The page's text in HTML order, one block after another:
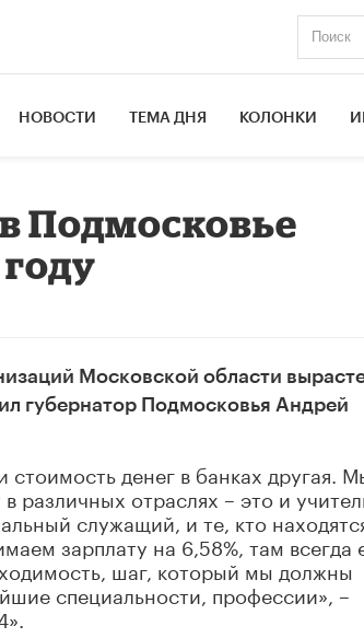
НОВОСТИ ТЕМА ДНЯ КОЛОНКИ
Подмосковье
Московской области
губернатор Подмосковья Андрей
стоимость денег в банках другая.
различных отраслях – это и
служащий, и те, кто
зарплату на 6,58%, там всегда
шаг, который мы должны
специальности, профессии», –